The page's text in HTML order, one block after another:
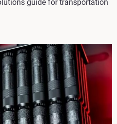
guide for transportation